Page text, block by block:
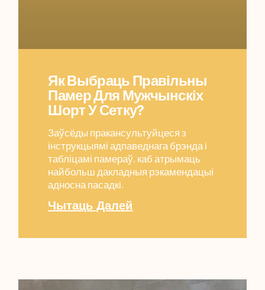
Як Выбраць Правільны
Памер Для Мужчынскіх
Шорт У Сетку?
Заўсёды пракансультуйцеся з
інструкцыямі адпаведнага брэнда і
табліцамі памераў, каб атрымаць
найбольш дакладныя рэкамендацыі
адносна пасадкі.
Чытаць Далей